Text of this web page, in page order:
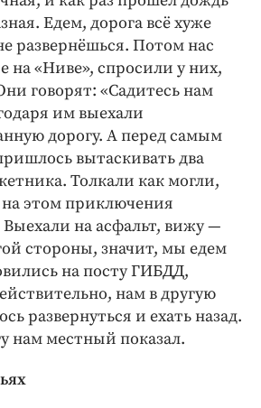
Едем, дорога всё хуже
развернёшься. Потом нас
на «Ниве», спросили у них,
говорят: «Садитесь нам
им выехали
дорогу. А перед самым
вытаскивать два
Толкали как могли,
этом приключения
на асфальт, вижу —
стороны, значит, мы едем
на посту ГИБДД,
нам в другую
развернуться и ехать назад.
нам местный показал.